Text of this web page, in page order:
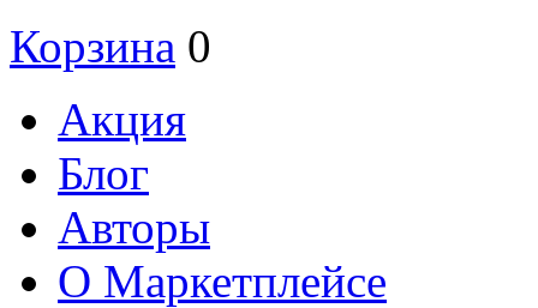
Корзина 0
Акция
Блог
Авторы
О Маркетплейсе